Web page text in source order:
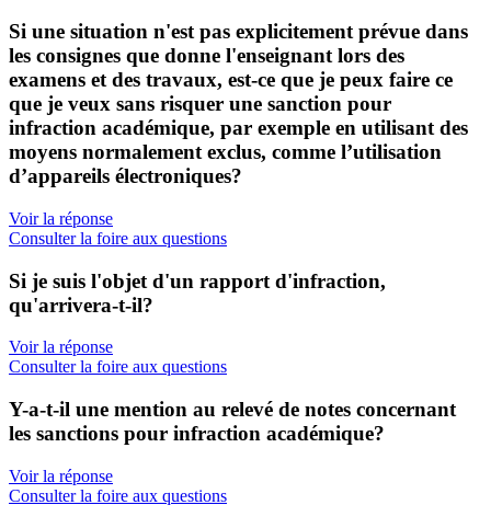
Si une situation n'est pas explicitement prévue dans
les consignes que donne l'enseignant lors des
examens et des travaux, est-ce que je peux faire ce
que je veux sans risquer une sanction pour
infraction académique, par exemple en utilisant des
moyens normalement exclus, comme l’utilisation
d’appareils électroniques?
Voir la réponse
Consulter la foire aux questions
Si je suis l'objet d'un rapport d'infraction,
qu'arrivera-t-il?
Voir la réponse
Consulter la foire aux questions
Y-a-t-il une mention au relevé de notes concernant
les sanctions pour infraction académique?
Voir la réponse
Consulter la foire aux questions